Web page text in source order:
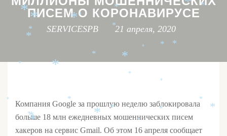
ПИСЕМ О КОРОНАВИРУСЕ
SERVICESPB 21 апреля, 2020
Компания Google за прошлую неделю заблокировала
больше 18 млн ежедневных мошеннических писем
хакеров на сервис Gmail. Об этом 16 апреля сообщает
*
*
*
*
*
*
*
*
*
*
*
*
*
*
*
*
*
*
*
*
*
*
*
*
*
*
* *
*
*
*